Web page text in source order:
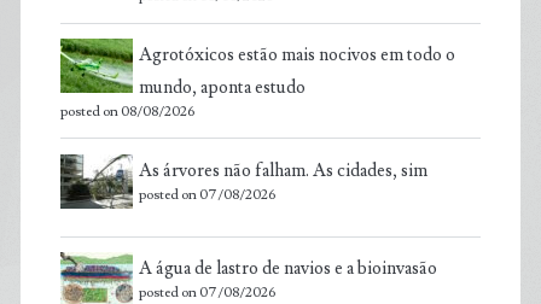
Agrotóxicos estão mais nocivos em todo o
mundo, aponta estudo
posted on 08/08/2026
As árvores não falham. As cidades, sim
posted on 07/08/2026
A água de lastro de navios e a bioinvasão
posted on 07/08/2026